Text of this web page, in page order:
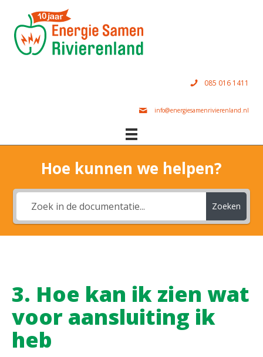
085 016 1411
info@energiesamenrivierenland.nl
Hoe kunnen we helpen?
Zoeken
3. Hoe kan ik zien wat
voor aansluiting ik
heb